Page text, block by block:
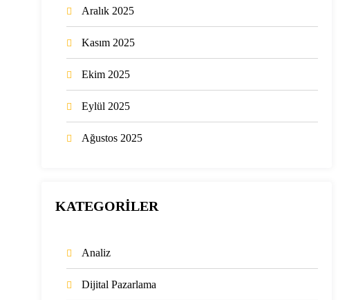
Aralık 2025
Kasım 2025
Ekim 2025
Eylül 2025
Ağustos 2025
KATEGORİLER
Analiz
Dijital Pazarlama